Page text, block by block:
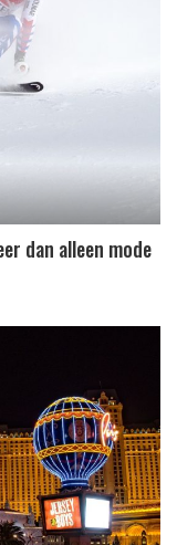
dan alleen mode